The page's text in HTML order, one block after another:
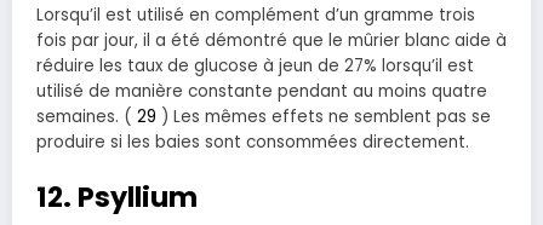
Lorsqu’il est utilisé en complément d’un gramme trois
fois par jour, il a été démontré que le mûrier blanc aide à
réduire les taux de glucose à jeun de 27% lorsqu’il est
utilisé de manière constante pendant au moins quatre
semaines. ( 29 ) Les mêmes effets ne semblent pas se
produire si les baies sont consommées directement.
12. Psyllium